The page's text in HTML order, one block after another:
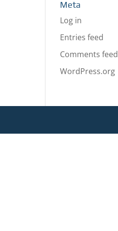
Meta
Log in
Entries feed
Comments feed
WordPress.org